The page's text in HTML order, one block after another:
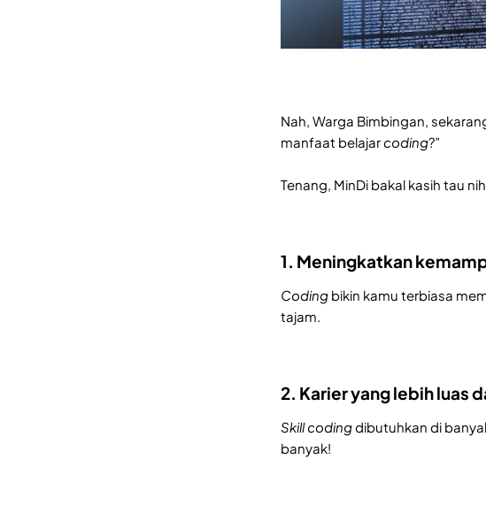
Nah, Warga Bimbingan,
manfaat belajarcoding?”
Tenang, MinDi bakal kasih tau
1. Meningkatkan
Coding bikin kamu terbiasa
tajam.
2. Karier yang lebih luas
Skill codingdibutuhkan di
banyak!